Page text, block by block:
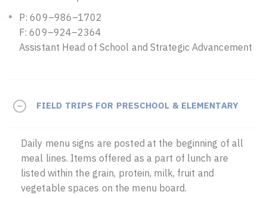
P: 609–986–1702
F: 609–924–2364
Assistant Head of School and Strategic Advancement
FIELD TRIPS FOR PRESCHOOL & ELEMENTARY
Daily menu signs are posted at the beginning of all
meal lines. Items offered as a part of lunch are
listed within the grain, protein, milk, fruit and
vegetable spaces on the menu board.